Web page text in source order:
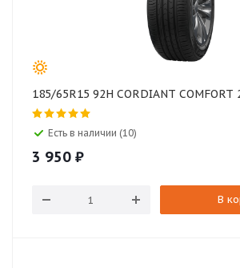
185/65R15 92H CORDIANT COMFORT
Есть в наличии (10)
3 950 ₽
В